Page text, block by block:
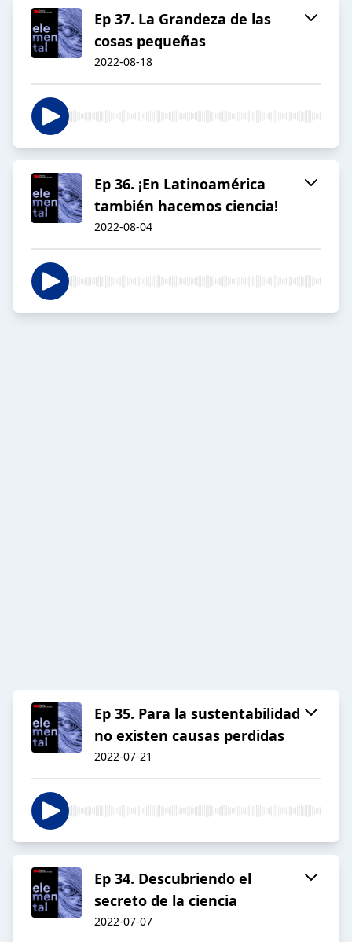
Ep 37. La Grandeza de las
cosas pequeñas
2022-08-18
Ep 36. ¡En Latinoamérica
también hacemos ciencia!
2022-08-04
Ep 35. Para la sustentabilidad
no existen causas perdidas
2022-07-21
Ep 34. Descubriendo el
secreto de la ciencia
2022-07-07